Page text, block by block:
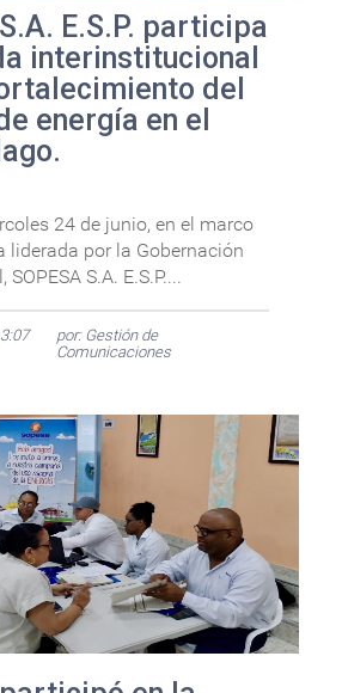
E.S.P. participa
interinstitucional
del
energía en el
24 de junio, en el marco
liderada por la Gobernación
S.A. E.S.P....
por: Gestión de
Comunicaciones